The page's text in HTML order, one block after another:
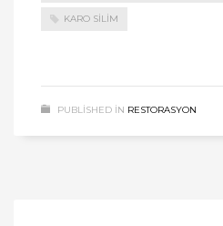
KARO SILIM
PUBLISHED IN RESTORASYON